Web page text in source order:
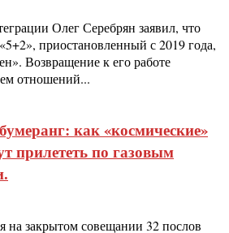
Олег Серебрян заявил, что
приостановленный с 2019 года,
Возвращение к его работе
отношений...
как «космические»
прилететь по газовым
на закрытом совещании 32 послов